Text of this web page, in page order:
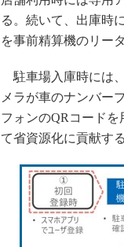
る。続いて、出庫時
を事前精算機のリー
駐車場入庫時には
メラが車のナンバー
フォンのQRコード
て省資源化に貢献す